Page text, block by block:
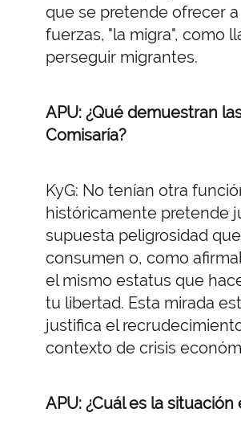
que se pretende ofrecer
fuerzas, "la migra", como
perseguir migrantes.
APU: ¿Qué demuestran
Comisaría?
KyG: No tenían otra
históricamente pretende
supuesta peligrosidad
consumen o, como
el mismo estatus que
tu libertad. Esta mirada
justifica el
contexto de crisis
APU: ¿Cuál es la